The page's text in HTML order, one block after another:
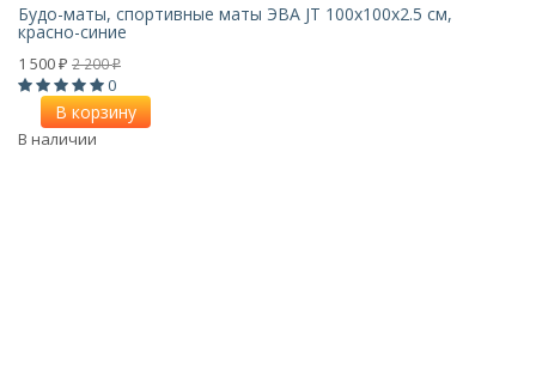
Будо-маты, спортивные маты ЭВА JT 100х100x2.5 см,
красно-синие
1 500 ₽ 2 200₽
0
В корзину
В наличии